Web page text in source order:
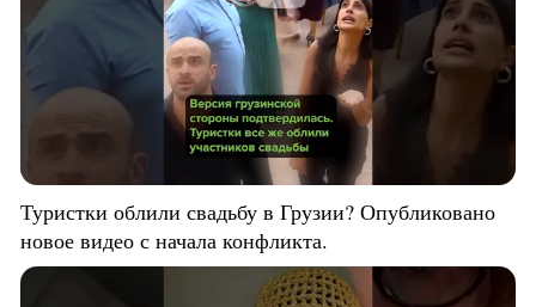
Туристки облили свадьбу в Грузии? Опубликовано
новое видео с начала конфликта.